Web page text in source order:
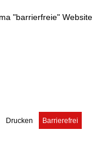
"barrierfreie" Website
Drucken Barrierefrei